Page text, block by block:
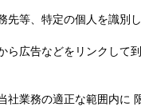
等、特定の個人を識別し
広告などをリンクして
業務の適正な範囲内に